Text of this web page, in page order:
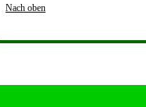
Nach oben